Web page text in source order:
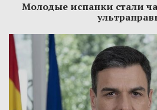
Молодые испанки стали